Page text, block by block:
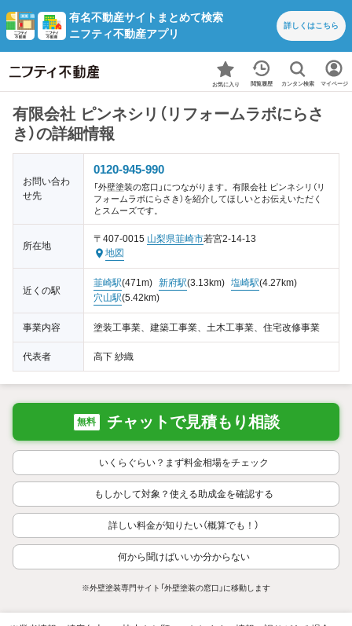
有名不動産サイトまとめて検索
ニフティ不動産アプリ
詳しくはこちら
お気に入り 閲覧履歴 カンタン検索 マイページ
有限会社 ピンネシリ（リフォームラボにらさ
き）の詳細情報
お問い合わ
せ先
0120-945-990
「外壁塗装の窓口」につながります。有限会社 ピンネシリ（リ
フォームラボにらさき）を紹介してほしいとお伝えいただく
とスムーズです。
所在地
〒407-0015 山梨県韮崎市若宮2-14-13
地図
近くの駅
韮崎駅(471m) 新府駅(3.13km) 塩崎駅(4.27km)
穴山駅(5.42km)
事業内容 塗装工事業、建築工事業、土木工事業、住宅改修事業
代表者 高下 紗織
無料 チャットで見積もり相談
いくらぐらい？まず料金相場をチェック
もしかして対象？使える助成金を確認する
詳しい料金が知りたい（概算でも！）
何から聞けばいいか分からない
※外壁塗装専門サイト「外壁塗装の窓口」に移動します